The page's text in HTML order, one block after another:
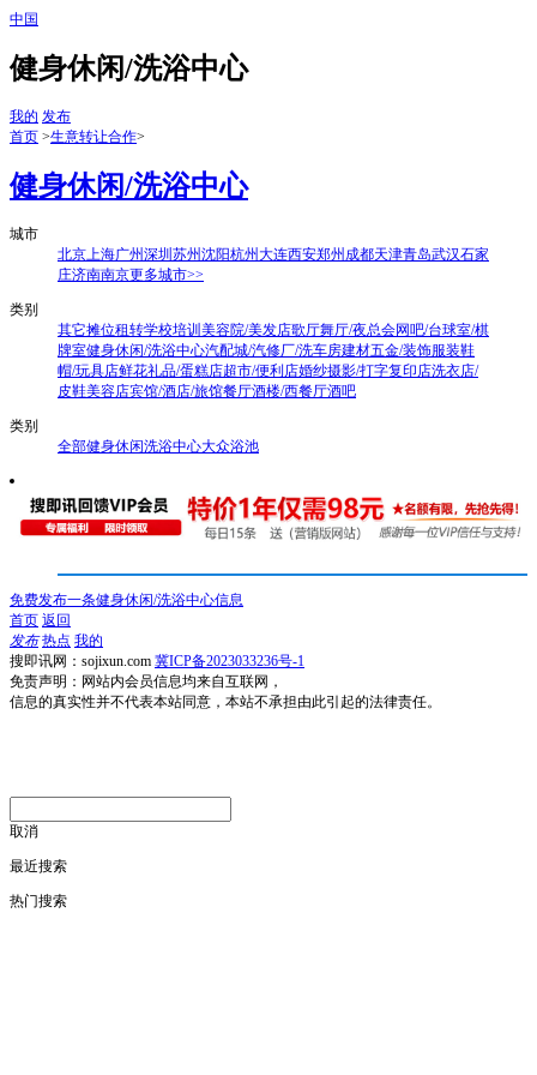
中国
健身休闲/洗浴中心
我的 发布
首页 >生意转让合作>
健身休闲/洗浴中心
城市
北京上海广州深圳 苏州沈阳杭州大连西安郑州 成都天津青岛武汉石家
庄济南南京更多城市>>
类别
其它摊位租转学校培训 美容院/美发店歌厅舞厅/夜总会网吧/台球室/棋
牌室健身休闲/洗浴中心汽配城/汽修厂/洗车房建材五金/装饰服装鞋
帽/玩具店鲜花礼品/蛋糕店超市/便利店婚纱摄影/打字复印店洗衣店/
皮鞋美容店宾馆/酒店/旅馆餐厅酒楼/西餐厅酒吧
类别
全部健身休闲洗浴中心大众浴池
免费发布一条健身休闲/洗浴中心信息
首页 返回
发布 热点 我的
搜即讯网：sojixun.com 冀ICP备2023033236号-1
免责声明：网站内会员信息均来自互联网，
信息的真实性并不代表本站同意，本站不承担由此引起的法律责任。
取消
最近搜索
热门搜索